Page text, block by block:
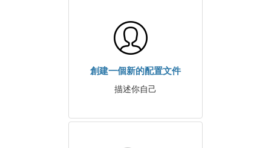
創建一個新的配置文件
描述你自己